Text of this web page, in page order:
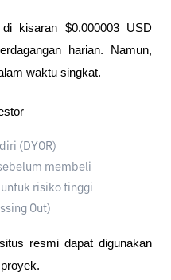
kisaran $0.000003 USD
harian. Namun,
waktu singkat.
(DYOR)
membeli
risiko tinggi
Out)
resmi dapat digunakan